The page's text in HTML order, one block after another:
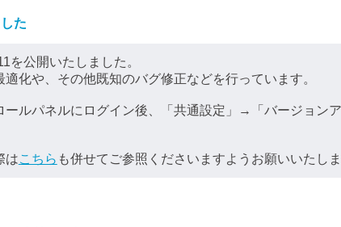
た
を公開いたしました。
化や、その他既知のバグ修正などを行っています。
ールパネルにログイン後、「共通設定」→「バージョン
はこちら も併せてご参照くださいますようお願いいたしま